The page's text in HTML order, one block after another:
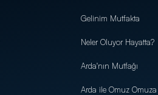
Gelinim Mutfakta
Neler Oluyor Hayatta?
Arda'nın Mutfağı
Arda ile Omuz Omuza